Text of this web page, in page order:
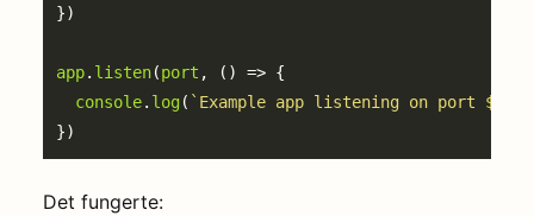
app. listen(port
console. log( `Example app listening on port ${
Det fungerte: